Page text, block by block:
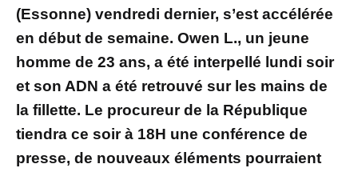
(Essonne) vendredi dernier, s’est accélérée
en début de semaine. Owen L., un jeune
homme de 23 ans, a été interpellé lundi soir
et son ADN a été retrouvé sur les mains de
la fillette. Le procureur de la République
tiendra ce soir à 18H une conférence de
presse, de nouveaux éléments pourraient